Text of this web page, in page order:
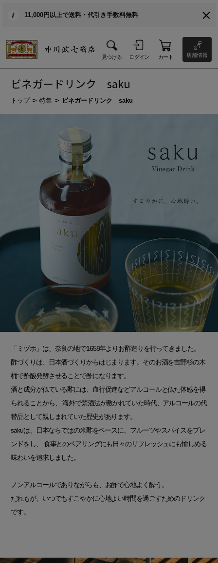
11,000円以上で送料・代引き手数料無料
見つける ログイン カート 店舗情報
ビネガードリンク saku
トップ 特集 ビネガードリンク saku
「ミヅホ」は、奈良の地で1658年よりお酢造りを行ってきました。
酢づくりは、日本酒づくりからはじまります。そのお酒を吉野杉の木
桶で酢酸発酵させることで酢になります。
酒と成分が似ている酢には、血行促進などアルコールと似た体感を得
られることから、 海外で禁酒法が敷かれていた時代、アルコールの代
替品として親しまれていた歴史があります。
sakuは、日本ならではの米酢をベースに、フルーツやスパイスをブレ
ンドをし、 食事とのペアリングにも日々のリフレッシュにも愉しめる
味わいを追求しました。
ノンアルコールでありながらも、お酢で心地よく酔う。
だれもが、いつでもすこやかに心地よい時間を過ごすためのドリンク
です。